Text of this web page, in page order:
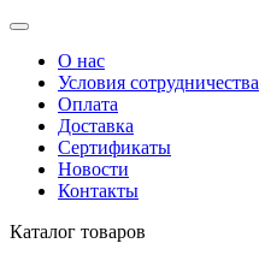
О нас
Условия сотрудничества
Оплата
Доставка
Сертификаты
Новости
Контакты
Каталог товаров